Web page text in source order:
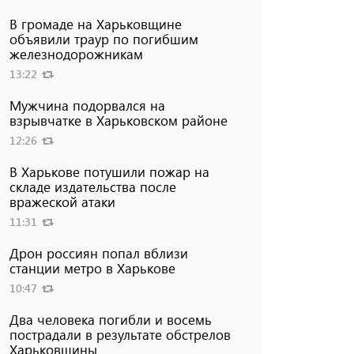
В громаде на Харьковщине
объявили траур по погибшим
железнодорожникам
13:22
Мужчина подорвался на
взрывчатке в Харьковском районе
12:26
В Харькове потушили пожар на
складе издательства после
вражеской атаки
11:31
Дрон россиян попал вблизи
станции метро в Харькове
10:47
Два человека погибли и восемь
пострадали в результате обстрелов
Харьковщины